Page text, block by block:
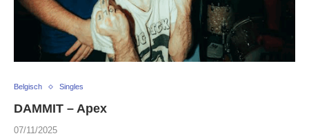
Belgisch Singles
DAMMIT – Apex
07/11/2025